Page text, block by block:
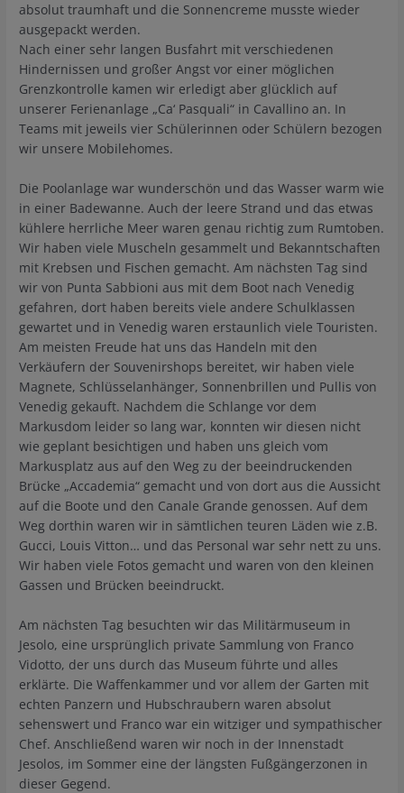
absolut traumhaft und die Sonnencreme musste wieder
ausgepackt werden.
Nach einer sehr langen Busfahrt mit verschiedenen
Hindernissen und großer Angst vor einer möglichen
Grenzkontrolle kamen wir erledigt aber glücklich auf
unserer Ferienanlage „Ca‘ Pasquali“ in Cavallino an. In
Teams mit jeweils vier Schülerinnen oder Schülern bezogen
wir unsere Mobilehomes.
Die Poolanlage war wunderschön und das Wasser warm wie
in einer Badewanne. Auch der leere Strand und das etwas
kühlere herrliche Meer waren genau richtig zum Rumtoben.
Wir haben viele Muscheln gesammelt und Bekanntschaften
mit Krebsen und Fischen gemacht. Am nächsten Tag sind
wir von Punta Sabbioni aus mit dem Boot nach Venedig
gefahren, dort haben bereits viele andere Schulklassen
gewartet und in Venedig waren erstaunlich viele Touristen.
Am meisten Freude hat uns das Handeln mit den
Verkäufern der Souvenirshops bereitet, wir haben viele
Magnete, Schlüsselanhänger, Sonnenbrillen und Pullis von
Venedig gekauft. Nachdem die Schlange vor dem
Markusdom leider so lang war, konnten wir diesen nicht
wie geplant besichtigen und haben uns gleich vom
Markusplatz aus auf den Weg zu der beeindruckenden
Brücke „Accademia“ gemacht und von dort aus die Aussicht
auf die Boote und den Canale Grande genossen. Auf dem
Weg dorthin waren wir in sämtlichen teuren Läden wie z.B.
Gucci, Louis Vitton… und das Personal war sehr nett zu uns.
Wir haben viele Fotos gemacht und waren von den kleinen
Gassen und Brücken beeindruckt.
Am nächsten Tag besuchten wir das Militärmuseum in
Jesolo, eine ursprünglich private Sammlung von Franco
Vidotto, der uns durch das Museum führte und alles
erklärte. Die Waffenkammer und vor allem der Garten mit
echten Panzern und Hubschraubern waren absolut
sehenswert und Franco war ein witziger und sympathischer
Chef. Anschließend waren wir noch in der Innenstadt
Jesolos, im Sommer eine der längsten Fußgängerzonen in
dieser Gegend.